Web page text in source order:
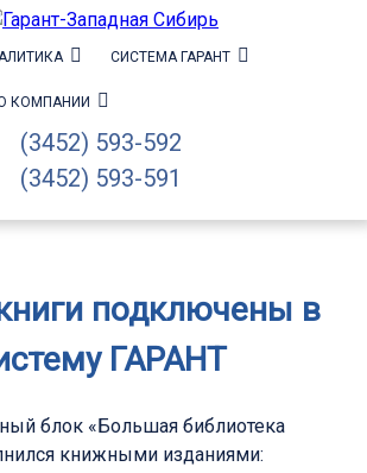
СИСТЕМА ГАРАНТ
КОМПАНИИ
(3452) 593-592
(3452) 593-591
подключены в
ГАРАНТ
блок «Большая библиотека
книжными изданиями: